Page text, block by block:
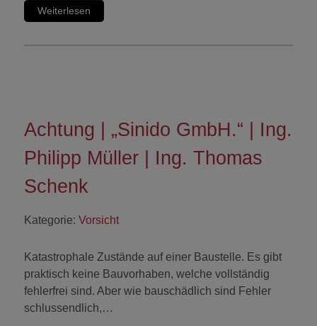
Weiterlesen
Achtung | „Sinido GmbH.“ | Ing.
Philipp Müller | Ing. Thomas
Schenk
Kategorie: Vorsicht
Katastrophale Zustände auf einer Baustelle. Es gibt
praktisch keine Bauvorhaben, welche vollständig
fehlerfrei sind. Aber wie bauschädlich sind Fehler
schlussendlich,…